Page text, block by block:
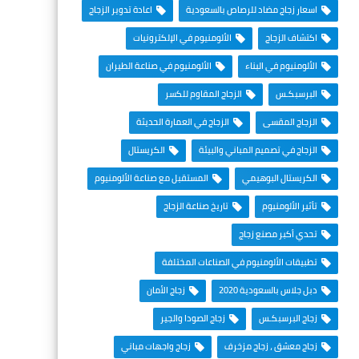
اسعار زجاج مضاد للرصاص بالسعودية
اعادة تدوير الزجاج
اكتشاف الزجاج
الألومنيوم في الإلكترونيات
الألومنيوم في البناء
الألومنيوم في صناعة الطيران
البرسبكـس
الزجاج المقاوم للكسر
الزجاج المقسى
الزجاج في العمارة الحديثة
الزجاج في تصميم المباني والبيئة
الكريستال
الكريستال البوهيمي
المستقبل مع صناعة الألومنيوم
تأثير الألومنيوم
تاريخ صناعة الزجاج
تحدي أكبر مصنع زجاج
تطبيقات الألومنيوم في الصناعات المختلفة
دبل جلاس بالسعودية 2020
زجاج الأمان
زجاج البرسبكـس
زجاج الصودا والجير
زجاج معشق ، زجاج مزخرف
زجاج واجهات مباني